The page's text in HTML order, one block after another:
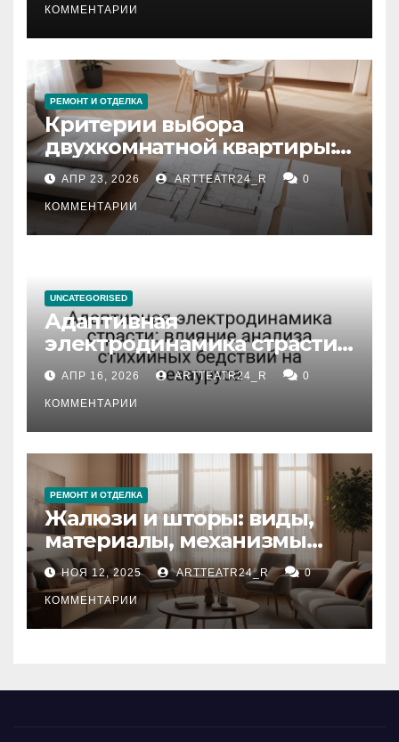
КОММЕНТАРИИ
РЕМОНТ И ОТДЕЛКА
Критерии выбора
двухкомнатной квартиры:
планировка, площадь,
состояние и документация
АПР 23, 2026 ARTTEATR24_R 0
КОММЕНТАРИИ
UNCATEGORISED
Адаптивная
электродинамика страсти:
влияние анализа
стихийных бедствий на
тезауруса
АПР 16, 2026 ARTTEATR24_R 0
КОММЕНТАРИИ
РЕМОНТ И ОТДЕЛКА
Жалюзи и шторы: виды,
материалы, механизмы
управления и уход
НОЯ 12, 2025 ARTTEATR24_R 0
КОММЕНТАРИИ